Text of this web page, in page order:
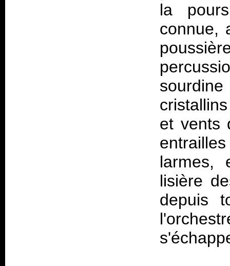
la
connue,
et vents
larmes,
lisière
depuis